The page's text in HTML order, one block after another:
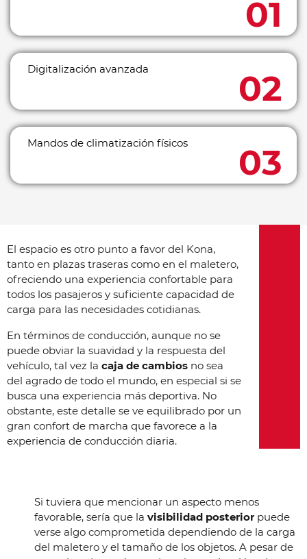
Digitalización avanzada
Mandos de climatización físicos
El espacio es otro punto a favor del Kona,
tanto en plazas traseras como en el maletero,
ofreciendo una experiencia confortable para
todos los pasajeros y suficiente capacidad de
carga para las necesidades cotidianas.
En términos de conducción, aunque no se
puede obviar la suavidad y la respuesta del
vehículo, tal vez la caja de cambios no sea
del agrado de todo el mundo, en especial si se
busca una experiencia más deportiva. No
obstante, este detalle se ve equilibrado por un
gran confort de marcha que favorece a la
experiencia de conducción diaria.
Si tuviera que mencionar un aspecto menos
favorable, sería que la visibilidad posterior puede
verse algo comprometida dependiendo de la carga
del maletero y el tamaño de los objetos. A pesar de